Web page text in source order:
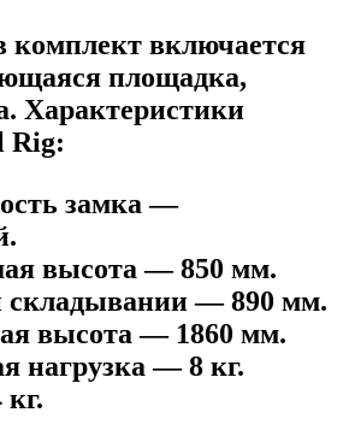
комплект включается
площадка,
Характеристики
Rig:
замка —
высота — 850 мм.
складывании — 890 мм.
высота — 1860 мм.
нагрузка — 8 кг.